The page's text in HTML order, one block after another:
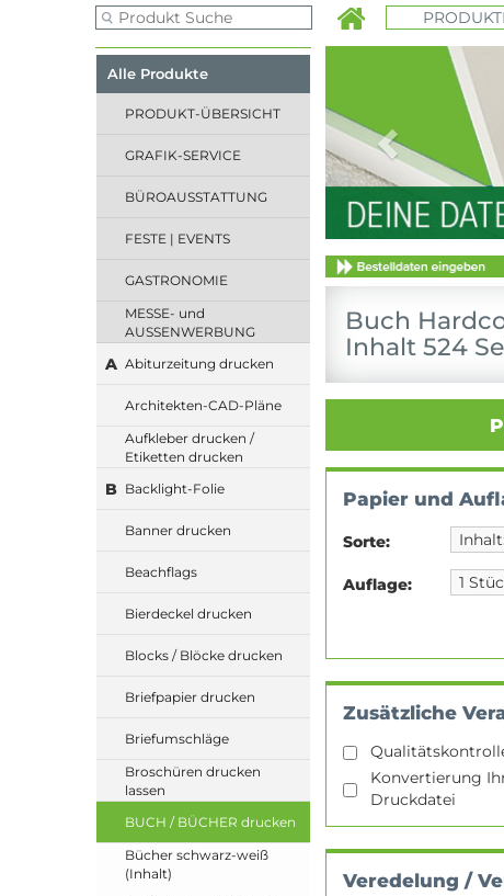
Alle Produkte
PRODUKT-ÜBERSICHT
GRAFIK-SERVICE
BÜROAUSSTATTUNG
FESTE | EVENTS
GASTRONOMIE
MESSE- und
AUSSENWERBUNG
A Abiturzeitung drucken
Architekten-CAD-Pläne
Aufkleber drucken /
Etiketten drucken
B Backlight-Folie
Banner drucken
Beachflags
Bierdeckel drucken
Blocks / Blöcke drucken
Briefpapier drucken
Briefumschläge
Broschüren drucken
lassen
BUCH / BÜCHER drucken
Bücher schwarz-weiß
(Inhalt)
Previous
Buch
Inhalt 524
Papier und
Sorte:
Auflage:
Zusätzliche
Konvertierung
Druckdatei
Veredelung /